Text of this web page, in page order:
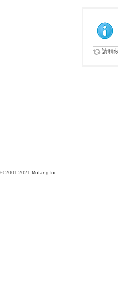
請稍
© 2001-2021 Mofang Inc.